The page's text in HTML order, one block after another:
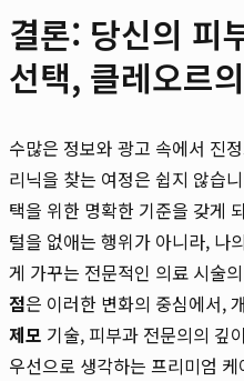
결론: 당신의 피
선택, 클레오르
수많은 정보와 광고 속에서 진
리닉을 찾는 여정은 쉽지 않습
택을 위한 명확한 기준을 갖게
털을 없애는 행위가 아니라, 나
게 가꾸는 전문적인 의료 시술
점은 이러한 변화의 중심에서,
제모 기술, 피부과 전문의의 깊
우선으로 생각하는 프리미엄